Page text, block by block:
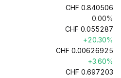
CHF 0.840506
0.00%
CHF 0.055287
+20.30%
CHF 0.00626925
+3.60%
CHF 0.697203